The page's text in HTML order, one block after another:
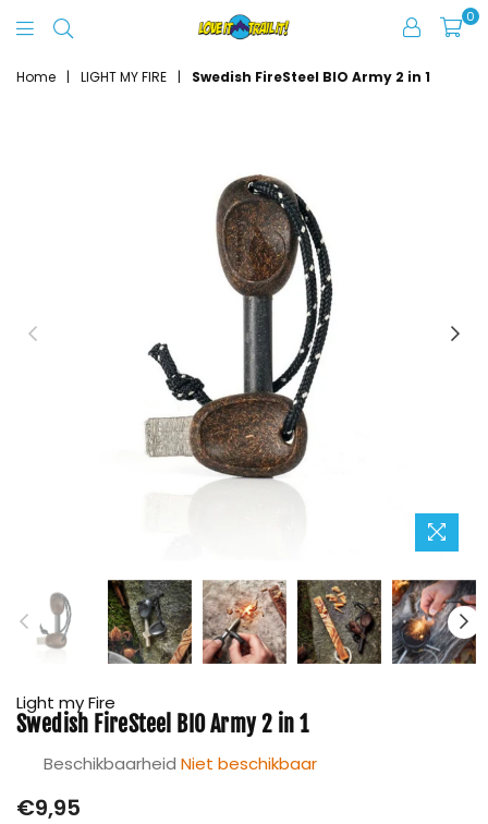
It
0
Home | LIGHT MY FIRE | Swedish FireSteel BIO Army 2 in 1
Light my Fire
Swedish FireSteel BIO Army 2 in 1
Beschikbaarheid Niet beschikbaar
Prijs
€9,95